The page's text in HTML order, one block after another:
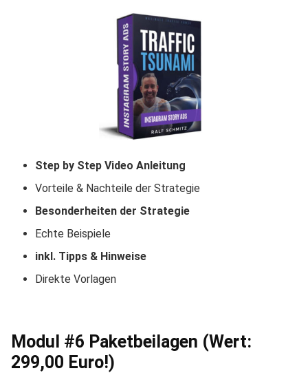
Step by Step Video Anleitung
Vorteile & Nachteile der Strategie
Besonderheiten der Strategie
Echte Beispiele
inkl. Tipps & Hinweise
Direkte Vorlagen
Modul #6 Paketbeilagen (Wert:
299,00 Euro!)